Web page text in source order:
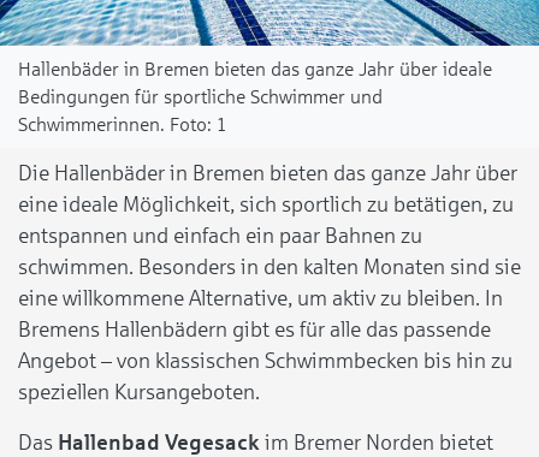
Hallenbäder in Bremen bieten das ganze Jahr über ideale
Bedingungen für sportliche Schwimmer und
Schwimmerinnen.
1
Die Hallenbäder in Bremen bieten das ganze Jahr über
eine ideale Möglichkeit, sich sportlich zu betätigen, zu
entspannen und einfach ein paar Bahnen zu
schwimmen. Besonders in den kalten Monaten sind sie
eine willkommene Alternative, um aktiv zu bleiben. In
Bremens Hallenbädern gibt es für alle das passende
Angebot – von klassischen Schwimmbecken bis hin zu
speziellen Kursangeboten.
Das Hallenbad Vegesack im Bremer Norden bietet